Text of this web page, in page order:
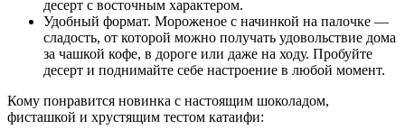
десерт с восточным характером.
Удобный формат. Мороженое с начинкой на палочке —
сладость, от которой можно получать удовольствие дома
за чашкой кофе, в дороге или даже на ходу. Пробуйте
десерт и поднимайте себе настроение в любой момент.
Кому понравится новинка с настоящим шоколадом,
фисташкой и хрустящим тестом катаифи: